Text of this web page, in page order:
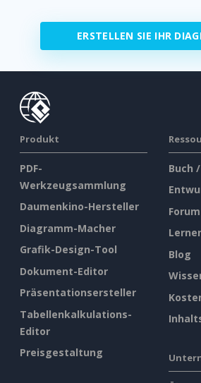
ERSTELLEN SIE IHR
Produkt
PDF-
Werkzeugsammlung
Daumenkino-Hersteller
Diagramm-Macher
Grafik-Design-Tool
Dokument-Editor
Präsentationsersteller
Tabellenkalkulations-
Editor
Preisgestaltung
Buch
Forum
Blog